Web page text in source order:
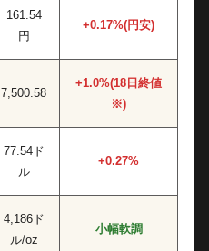
161.54
円
+0.17%(円安)
7,500.58
+1.0%(18日終値
※)
77.54ド
ル
+0.27%
4,186ド
ル/oz
小幅軟調